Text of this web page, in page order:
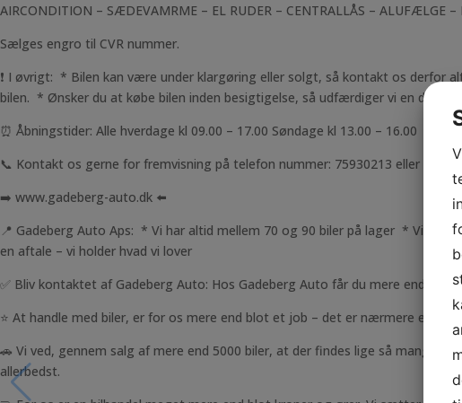
AIRCONDITION – SÆDEVAMRME – EL RUDER – CENTRALLÅS – ALUFÆLGE
Sælges engro til CVR nummer.
❗ I øvrigt: * Bilen kan være under klargøring eller solgt, så kontakt os
bilen. * Ønsker du at købe bilen inden besigtigelse, så udfærdiger vi en digital
⏰ Åbningstider: Alle hverdage kl 09.00 – 17.00 Søndage kl 13.00 – 16.00
📞 Kontakt os gerne for fremvisning på telefon nummer: 75930213 eller se
➡️ www.gadeberg-auto.dk ⬅️
📍 Gadeberg Auto Aps: * Vi har altid mellem 70 og 90 biler på lager * Vi
en aftale – vi holder hvad vi lover
✅ Bliv kontaktet af Gadeberg Auto: Hos Gadeberg Auto får du mere end 20
⭐ At handle med biler, er for os mere end blot et job – det er nærmere en
🚗 Vi ved, gennem salg af mere end 5000 biler, at der findes lige så mange
allerbedst.